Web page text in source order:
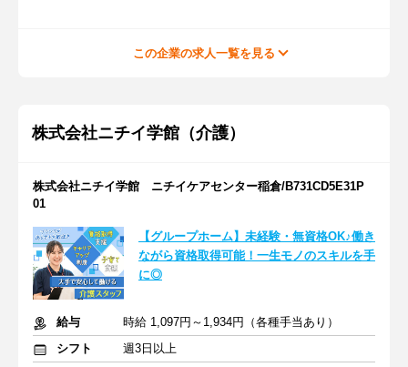
この企業の求人一覧を見る
株式会社ニチイ学館（介護）
株式会社ニチイ学館 ニチイケアセンター稲倉/B731CD5E31P
01
【グループホーム】未経験・無資格OK♪働き
ながら資格取得可能！一生モノのスキルを手
に◎
給与
時給 1,097円～1,934円（各種手当あり）
シフト
週3日以上